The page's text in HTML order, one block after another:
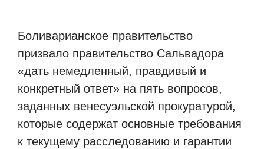
Боливарианское правительство
призвало правительство Сальвадора
«дать немедленный, правдивый и
конкретный ответ» на пять вопросов,
заданных венесуэльской прокуратурой,
которые содержат основные требования
к текущему расследованию и гарантии